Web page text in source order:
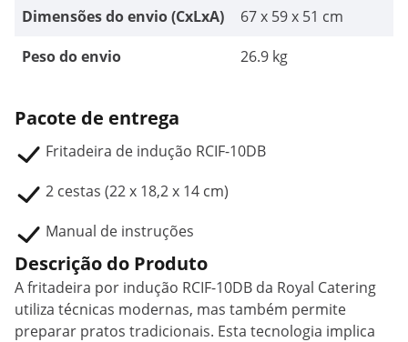
Dimensões do envio (CxLxA)
67 x 59 x 51 cm
Peso do envio
26.9 kg
Pacote de entrega
Fritadeira de indução RCIF-10DB
2 cestas (22 x 18,2 x 14 cm)
Manual de instruções
Descrição do Produto
A fritadeira por indução RCIF-10DB da Royal Catering
utiliza técnicas modernas, mas também permite
preparar pratos tradicionais. Esta tecnologia implica